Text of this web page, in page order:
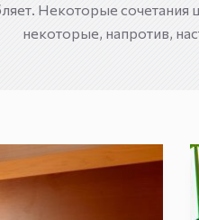
Некоторые
некоторые, напротив,